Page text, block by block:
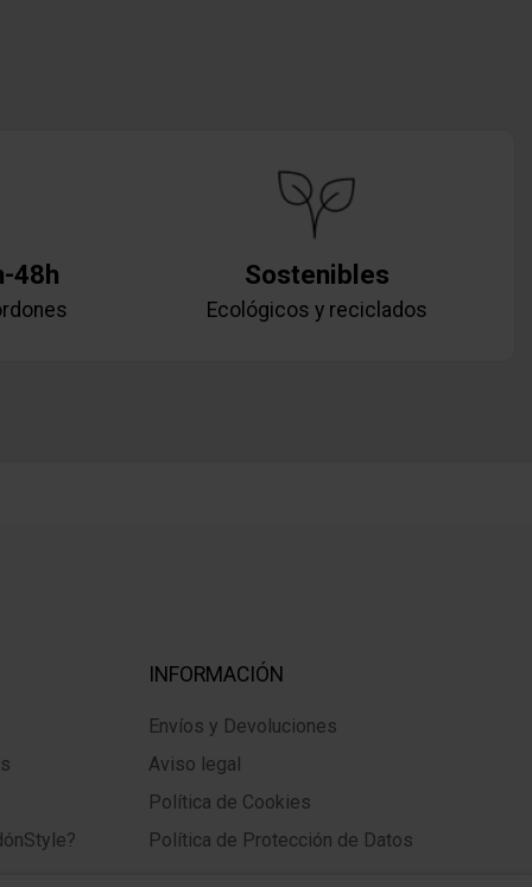
48h Sostenibles
Ecológicos y reciclados
INFORMACIÓN
Envíos y Devoluciones
Aviso legal
Política de Cookies
Política de Protección de Datos